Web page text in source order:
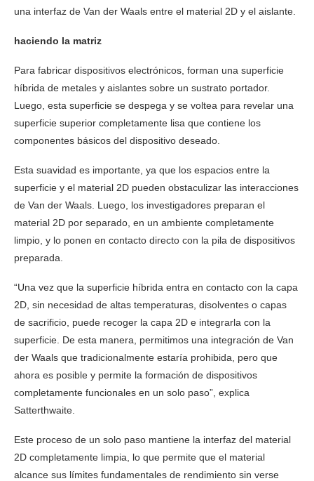
una interfaz de Van der Waals entre el material 2D y el aislante.
haciendo la matriz
Para fabricar dispositivos electrónicos, forman una superficie
híbrida de metales y aislantes sobre un sustrato portador.
Luego, esta superficie se despega y se voltea para revelar una
superficie superior completamente lisa que contiene los
componentes básicos del dispositivo deseado.
Esta suavidad es importante, ya que los espacios entre la
superficie y el material 2D pueden obstaculizar las interacciones
de Van der Waals. Luego, los investigadores preparan el
material 2D por separado, en un ambiente completamente
limpio, y lo ponen en contacto directo con la pila de dispositivos
preparada.
“Una vez que la superficie híbrida entra en contacto con la capa
2D, sin necesidad de altas temperaturas, disolventes o capas
de sacrificio, puede recoger la capa 2D e integrarla con la
superficie. De esta manera, permitimos una integración de Van
der Waals que tradicionalmente estaría prohibida, pero que
ahora es posible y permite la formación de dispositivos
completamente funcionales en un solo paso”, explica
Satterthwaite.
Este proceso de un solo paso mantiene la interfaz del material
2D completamente limpia, lo que permite que el material
alcance sus límites fundamentales de rendimiento sin verse